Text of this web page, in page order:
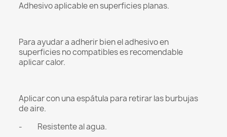
Adhesivo aplicable en superficies planas.
Para ayudar a adherir bien el adhesivo en
superficies no compatibles es recomendable
aplicar calor.
Aplicar con una espátula para retirar las burbujas
de aire.
- Resistente al agua.